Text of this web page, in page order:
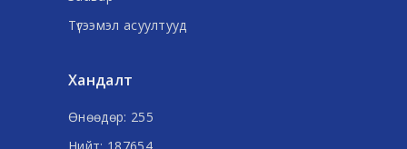
Түгээмэл асуултууд
Хандалт
Өнөөдөр: 255